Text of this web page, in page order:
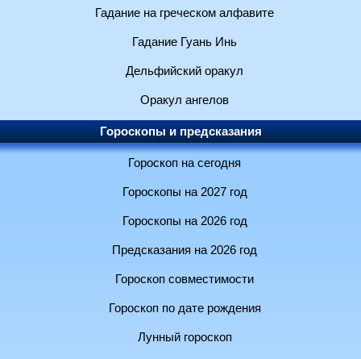
Гадание на греческом алфавите
Гадание Гуань Инь
Дельфийский оракул
Оракул ангелов
Гороскопы и предсказания
Гороскоп на сегодня
Гороскопы на 2027 год
Гороскопы на 2026 год
Предсказания на 2026 год
Гороскоп совместимости
Гороскоп по дате рождения
Лунный гороскоп